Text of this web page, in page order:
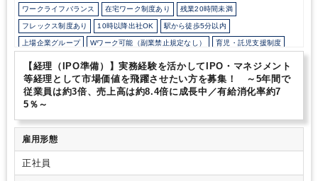
ワークライフバランス 在宅ワーク制度あり 残業20時間未満
フレックス制度あり 10時以降出社OK 駅から徒歩5分以内
上場企業グループ Wワーク可能（副業禁止規定なし） 育児・託児支援制度
年間休日120日以上
【経理（IPO準備）】実務経験を活かしてIPO・マネジメント
等経理として市場価値を飛躍させたい方を募集！ ～5年間で
従業員は約3倍、売上高は約8.4倍に成長中／有給消化率約7
5％～
雇用形態
正社員